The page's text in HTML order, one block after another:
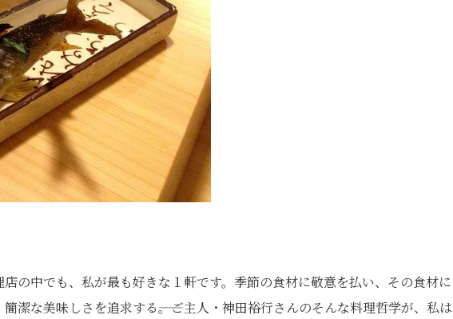
の中でも、私が最も好きな１軒です。季節の食材に敬意を払い、その食材に
潔な美味しさを追求する――。ご主人・神田裕行さんのそんな料理哲学が、私は